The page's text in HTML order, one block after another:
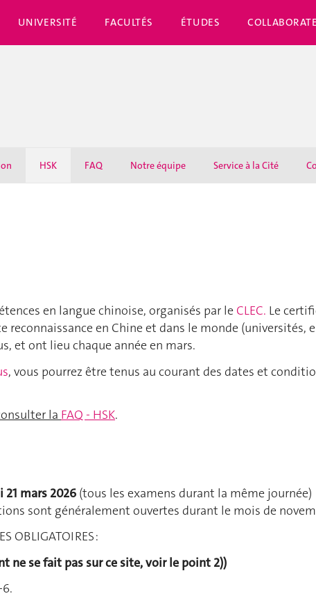
UNIVERSITÉ FACULTÉS ÉTUDES
HSK FAQ Notre équipe Service à la Cité
en langue chinoise, organisés par le CLEC. Le
en Chine et dans le monde (universités,
et ont lieu chaque année en mars.
, vous pourrez être tenus au courant des dates et
la FAQ - HSK.
21 mars 2026 (tous les examens durant la même
sont généralement ouvertes durant le mois de
OBLIGATOIRES :
ne se fait pas sur ce site, voir le point 2))